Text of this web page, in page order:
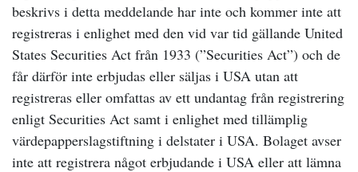
beskrivs i detta meddelande har inte och kommer inte att
registreras i enlighet med den vid var tid gällande United
States Securities Act från 1933 (”Securities Act”) och de
får därför inte erbjudas eller säljas i USA utan att
registreras eller omfattas av ett undantag från registrering
enligt Securities Act samt i enlighet med tillämplig
värdepapperslagstiftning i delstater i USA. Bolaget avser
inte att registrera något erbjudande i USA eller att lämna